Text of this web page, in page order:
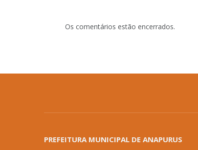
Os comentários estão encerrados.
PREFEITURA MUNICIPAL DE ANAPURUS